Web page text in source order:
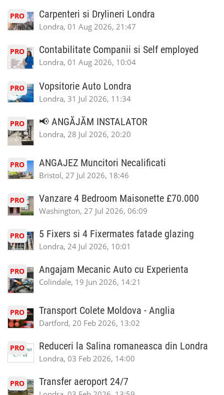
PRO Carpenteri si Drylineri Londra
Londra, 01 Aug 2026, 21:47
PRO Contabilitate Companii si Self employed
Londra, 01 Aug 2026, 10:04
PRO Vopsitorie Auto Londra
Londra, 31 Jul 2026, 11:34
PRO 📢 ANGĂJĂM INSTALATOR
Londra, 28 Jul 2026, 20:20
PRO ANGAJEZ Muncitori Necalificati
Bristol, 27 Jul 2026, 18:46
PRO Vanzare 4 Bedroom Maisonette £70.000
Washington, 27 Jul 2026, 06:09
PRO 5 Fixers si 4 Fixermates fatade glazing
Londra, 24 Jul 2026, 10:01
PRO Angajam Mecanic Auto cu Experienta
Colindale, 19 Jun 2026, 14:21
PRO Transport Colete Moldova - Anglia
Dartford, 20 Feb 2026, 13:02
PRO Reduceri la Salina romaneasca din Londra
Londra, 03 Feb 2026, 14:00
PRO Transfer aeroport 24/7